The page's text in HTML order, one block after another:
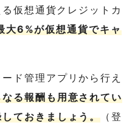
仮想通貨クレジットカ
大6%が仮想通貨でキャ
ド管理アプリから行え
る報酬も用意されてい
ておきましょう。 （登